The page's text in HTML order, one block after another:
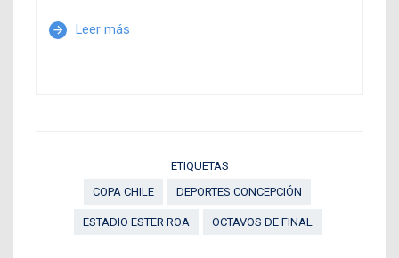
arrow_forward Leer más
ETIQUETAS
COPA CHILE
DEPORTES CONCEPCIÓN
ESTADIO ESTER ROA OCTAVOS DE FINAL